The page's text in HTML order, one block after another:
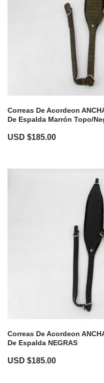
Correas De Acordeon
De Espalda Marrón Topo/
USD $185.00
Correas De Acordeon
De Espalda NEGRAS
USD $185.00